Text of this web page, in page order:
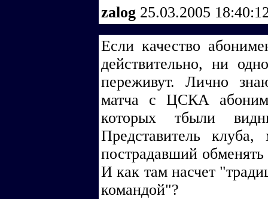
zalog 25.03.2005
Если качество
действительно, ни
переживут. Лично
матча с ЦСКА
которых тбыли
Представитель
пострадавший
И как там насчет
командой"?